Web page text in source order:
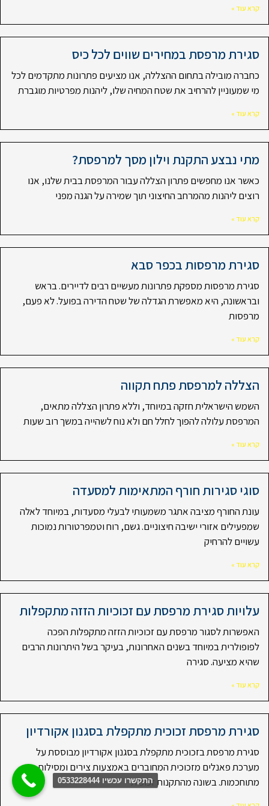
קרא עוד »
סגירת מרפסת במחירים שווים לכל כיס
כחברה מובילה בתחום ההצללה, אנו מציעים פתרונות מתקדמים לכל
מי שמעוניין להרחיב את שטח המחיה שלו, ליהנות מפרטיות מוגברת
קרא עוד »
מתי נבצע התקנת וילון מסך למרפסת?
כאשר אנו מחפשים פתרון הצללה עבור המרפסת בבית שלנו, אנו
רוצים ליהנות מהמרחב החיצוני תוך שמירה על הגנה מפני
קרא עוד »
סגירת מרפסות בכפר סבא
סגירת מרפסות מספקת פתרונות מעשיים רבים לדיירים. בראש
ובראשונה, היא מאפשרת הגדלה של שטח הדירה בפועל. לא פעם,
מרפסות
קרא עוד »
הצללה למרפסת פתח תקווה
השמש הישראלית חזקה במיוחד, וללא פתרון הצללה מתאים,
המרפסת עלולה להפוך לחלל חם ולא נוח לשהייה במשך רוב שעות
קרא עוד »
סוגי סגירות חורף המתאימות למסעדה
עונת החורף מציבה אתגר משמעותי לבעלי מסעדות, במיוחד לאלה
שמפעילים אזורי ישיבה חיצוניים. גשם, רוח וטמפרטורות נמוכות
עשויים להרחיק
קרא עוד »
עלויות סגירת מרפסת עם זכוכיות הזזה מתקפלות
האפשרות לסגור מרפסת עם זכוכיות הזזה מתקפלות הפכה
לפופולרית במיוחד בשנים האחרונות, בעיקר בשל היתרונות הרבים
שהיא מציעה. סגירה
קרא עוד »
סגירת מרפסת זכוכית מתקפלת בסגנון אקורדיון
סגירת מרפסת בזכוכית מתקפלת בסגנון אקורדיון מבוססת על
מערכת פאנלים מזכוכית המחוברים באמצעות צירים ומסילות
מתוחכמות. בשונה מהתקנות זכוכיתהתקשרו עכשיו 0533228444